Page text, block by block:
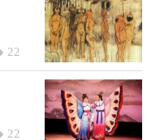
22
22